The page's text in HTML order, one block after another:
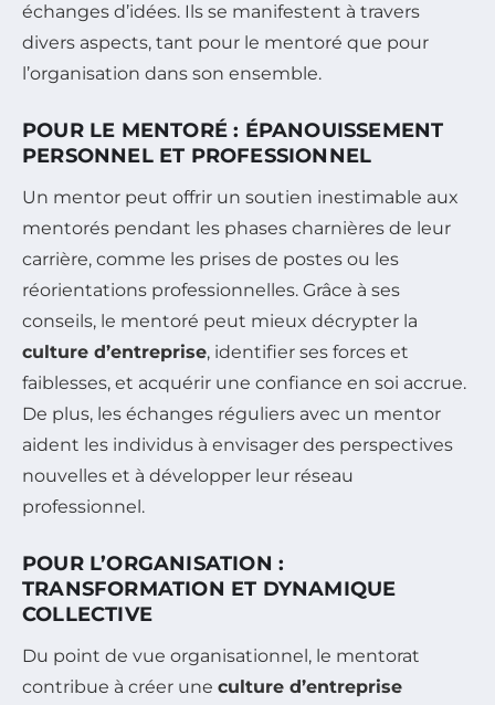
échanges d’idées. Ils se manifestent à travers
divers aspects, tant pour le mentoré que pour
l’organisation dans son ensemble.
POUR LE MENTORÉ : ÉPANOUISSEMENT
PERSONNEL ET PROFESSIONNEL
Un mentor peut offrir un soutien inestimable aux
mentorés pendant les phases charnières de leur
carrière, comme les prises de postes ou les
réorientations professionnelles. Grâce à ses
conseils, le mentoré peut mieux décrypter la
culture d’entreprise, identifier ses forces et
faiblesses, et acquérir une confiance en soi accrue.
De plus, les échanges réguliers avec un mentor
aident les individus à envisager des perspectives
nouvelles et à développer leur réseau
professionnel.
POUR L’ORGANISATION :
TRANSFORMATION ET DYNAMIQUE
COLLECTIVE
Du point de vue organisationnel, le mentorat
contribue à créer une culture d’entreprise